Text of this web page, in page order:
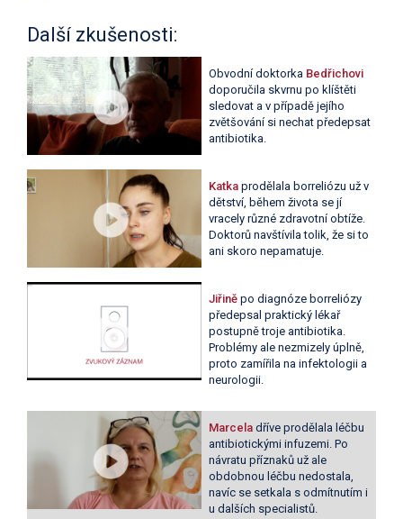
Další zkušenosti:
Obvodní doktorka Bedřichovi
doporučila skvrnu po klíštěti
sledovat a v případě jejího
zvětšování si nechat předepsat
antibiotika.
Katka prodělala borreliózu už v
dětství, během života se jí
vracely různé zdravotní obtíže.
Doktorů navštívila tolik, že si to
ani skoro nepamatuje.
Jiřině po diagnóze borreliózy
předepsal praktický lékař
postupně troje antibiotika.
Problémy ale nezmizely úplně,
proto zamířila na infektologii a
neurologii.
Marcela dříve prodělala léčbu
antibiotickými infuzemi. Po
návratu příznaků už ale
obdobnou léčbu nedostala,
navíc se setkala s odmítnutím i
u dalších specialistů.